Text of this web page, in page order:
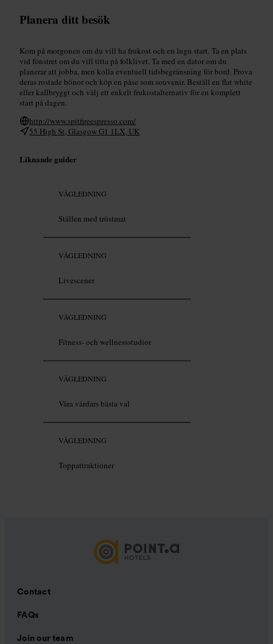
Planera ditt besök
Kom på morgonen om du vill ha frukost och en lugn start. Ta en plats
vid fönstret om du vill titta på folklivet. Ta med en dator om du
planerar att jobba, men kolla eventuell tidsbegränsning för bord. Prova
deras rostade bönor och köp en påse som souvenir. Beställ en flat white
eller kallbryggt och välj ett enkelt frukostalternativ för en komplett
start på dagen.
http://www.spitfireespresso.com/
55 High St, Glasgow G1 1LX, UK
Liknande guider
VÄGLEDNING
Ställen med tröstmat
VÄGLEDNING
Livescener
VÄGLEDNING
Fitness- och wellnessstudior
VÄGLEDNING
Våra värdars bästa val
VÄGLEDNING
Toppattraktioner
Contact
FAQs
Join our team